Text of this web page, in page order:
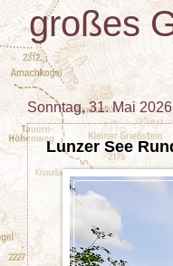
großes
Sonntag, 31. Mai 2026
Lunzer See